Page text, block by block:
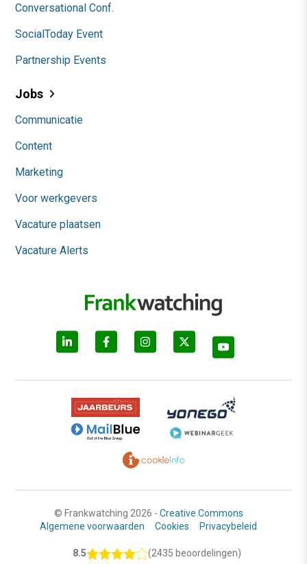
Conversational Conf.
SocialToday Event
Partnership Events
Jobs
Communicatie
Content
Marketing
Voor werkgevers
Vacature plaatsen
Vacature Alerts
© Frankwatching 2026 - Creative Commons
Algemene voorwaarden
Cookies Privacybeleid
8.5 (2435 beoordelingen)